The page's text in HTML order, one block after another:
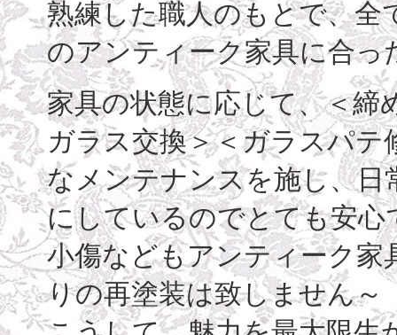
熟練した職人のもとで、
のアンティーク家具に合
家具の状態に応じて、＜締
ガラス交換＞＜ガラスパテ
なメンテナンスを施し、
にしているのでとても安心
小傷などもアンティーク家
りの再塗装は致しません～